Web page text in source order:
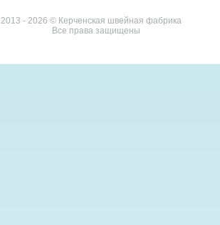
2013 - 2026 © Керченская швейная фабрика
Все права защищены